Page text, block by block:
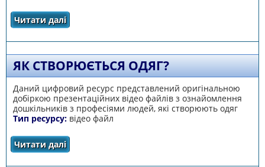
Читати даліпро Пригоди Афлатунчика в Україні
ЯК СТВОРЮЄТЬСЯ ОДЯГ?
Даний цифровий ресурс представлений оригінальною
добіркою презентаційних відео файлів з ознайомлення
дошкільників з професіями людей, які створюють одяг
Тип ресурсу: відео файл
Читати даліпро Як створюється одяг?